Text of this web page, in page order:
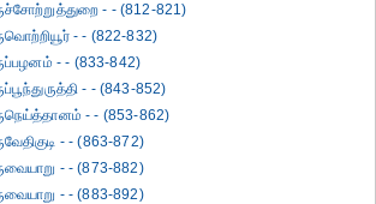
- - (812-821)
- - (822-832)
- - (833-842)
- - (843-852)
- - (853-862)
- - (863-872)
- - (873-882)
- - (883-892)